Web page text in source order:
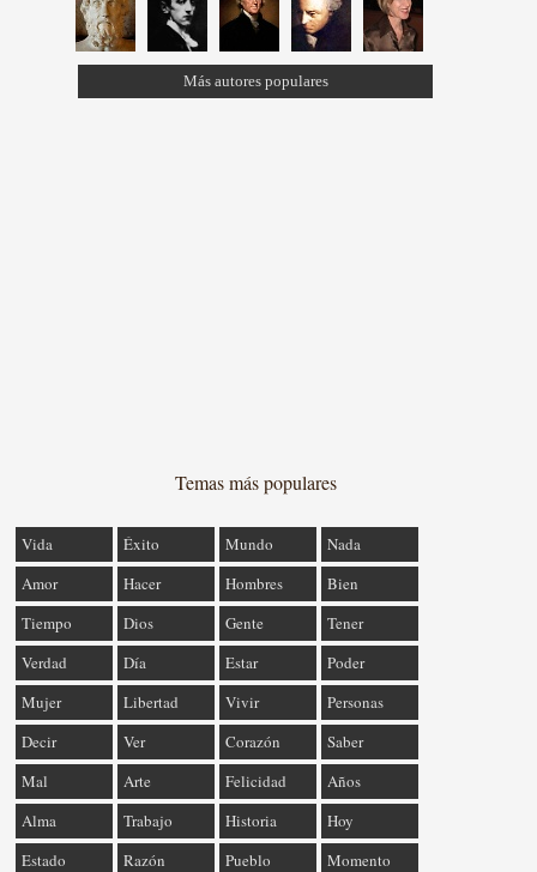
Más autores populares
Temas más populares
Vida Éxito Mundo
Nada
Amor
Hacer Hombres
Bien
Tiempo
Dios Gente
Tener
Verdad
Día Estar
Poder
Mujer
Libertad Vivir
Personas
Decir
Ver Corazón
Saber
Mal
Arte Felicidad
Años
Alma
Trabajo Historia
Hoy
Estado
Razón Pueblo Momento